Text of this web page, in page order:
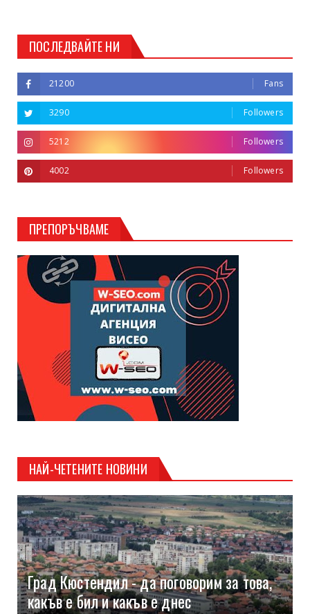
ПОСЛЕДВАЙТЕ НИ
21200 Fans
3290 Followers
5212 Followers
4002 Followers
ПРЕПОРЪЧВАМЕ
НАЙ-ЧЕТЕНИТЕ НОВИНИ
Град Кюстендил - да поговорим за това,
какъв е бил и какъв е днес